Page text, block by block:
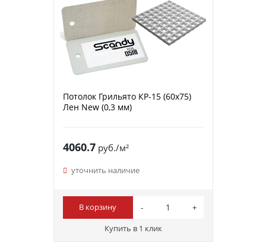
Потолок Грильято КР-15 (60х75)
Лен New (0,3 мм)
4060.7руб./м²
уточнить наличие
В корзину
Купить в 1 клик